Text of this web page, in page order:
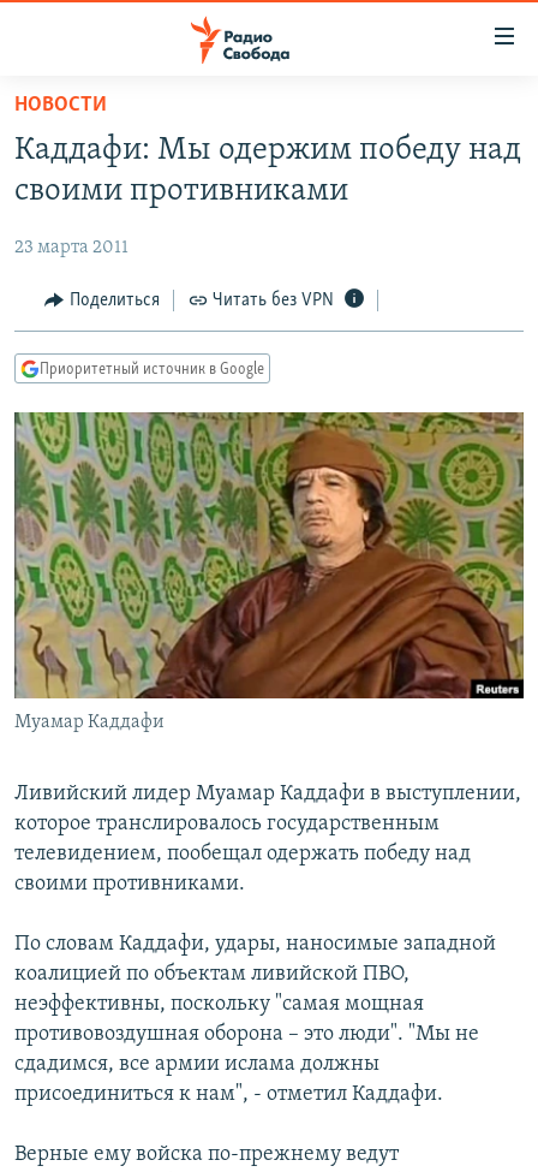
упрощенного
доступа
основному
Вернутся
главной
навигации
Вернутся
поиску
ПРОГРАММЫ
ПОДКАСТЫ
АВТОРСКИЕ ПРОЕКТЫ
ЦИТАТЫ СВОБОДЫ
МНЕНИЯ
IDEL.РЕАЛИИ
КАВКАЗ.РЕАЛИИ
СЕВЕР.РЕАЛИИ
СИБИРЬ.РЕАЛИИ
РАСПИСАНИЕ ВЕЩАНИЯ
ПОДПИШИТЕСЬ НА РАССЫЛКУ
СОЦИАЛЬНЫЕ СЕТИ
Все сайты РСЕ/РС
НОВОСТИ
Каддафи: Мы одержим победу над
своими противниками
23 марта 2011
Поделиться Читать без VPN
Приоритетный источник в Google
Муамар Каддафи
Ливийский лидер Муамар Каддафи в выступлении,
которое транслировалось государственным
телевидением, пообещал одержать победу над
своими противниками.
По словам Каддафи, удары, наносимые западной
коалицией по объектам ливийской ПВО,
неэффективны, поскольку "самая мощная
противовоздушная оборона – это люди". "Мы не
сдадимся, все армии ислама должны
присоединиться к нам", - отметил Каддафи.
Верные ему войска по-прежнему ведут